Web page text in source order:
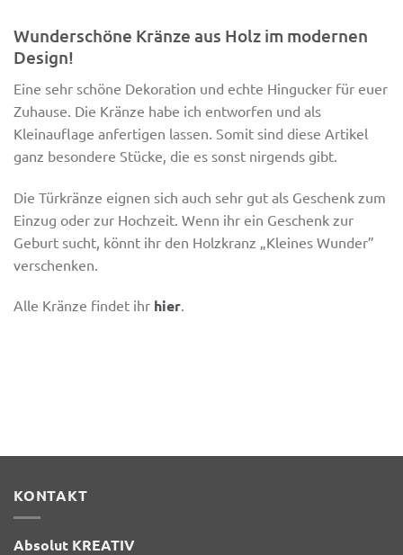
Wunderschöne Kränze aus Holz im modernen
Design!
Eine sehr schöne Dekoration und echte Hingucker für euer
Zuhause. Die Kränze habe ich entworfen und als
Kleinauflage anfertigen lassen. Somit sind diese Artikel
ganz besondere Stücke, die es sonst nirgends gibt.
Die Türkränze eignen sich auch sehr gut als Geschenk zum
Einzug oder zur Hochzeit. Wenn ihr ein Geschenk zur
Geburt sucht, könnt ihr den Holzkranz „Kleines Wunder”
verschenken.
Alle Kränze findet ihr hier.
KONTAKT
Absolut KREATIV